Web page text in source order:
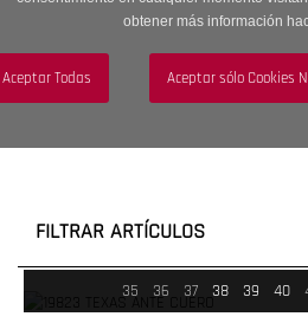
obtener más información
navigation
Menú
FILTRAR ARTÍCULOS
35 36 37 38 39 40